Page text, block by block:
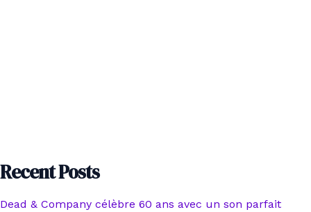
Recent Posts
Dead & Company célèbre 60 ans avec un son parfait